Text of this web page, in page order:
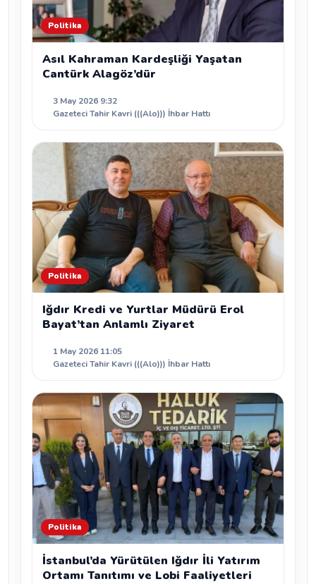
Politika
Asıl Kahraman Kardeşliği Yaşatan
Cantürk Alagöz’dür
3 May 2026 9:32
Gazeteci Tahir Kavri (((Alo))) İhbar Hattı
Politika
Iğdır Kredi ve Yurtlar Müdürü Erol
Bayat’tan Anlamlı Ziyaret
1 May 2026 11:05
Gazeteci Tahir Kavri (((Alo))) İhbar Hattı
Politika
İstanbul’da Yürütülen Iğdır İli Yatırım
Ortamı Tanıtımı ve Lobi Faaliyetleri